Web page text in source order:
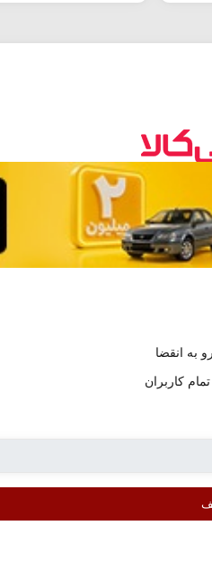
رو به انقضا
تمام کاربران